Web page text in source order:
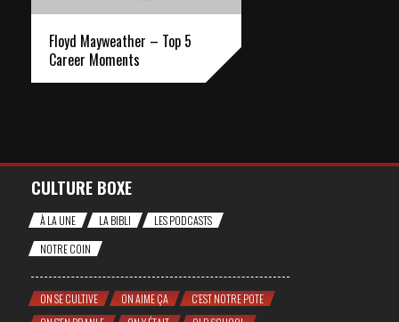
Floyd Mayweather – Top 5
Career Moments
CULTURE BOXE
À LA UNE LA BIBLI
LES PODCASTS
NOTRE COIN
ON SE CULTIVE ON AIME ÇA
C'EST NOTRE POTE